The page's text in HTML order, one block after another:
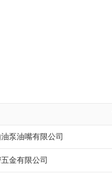
泵油嘴有限公司
金有限公司